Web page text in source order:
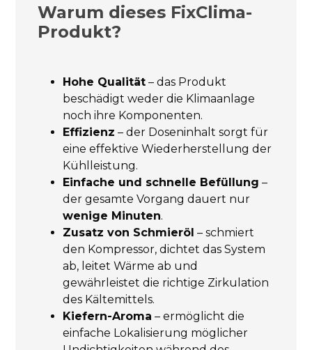
Warum dieses FixClima-
Produkt?
Hohe Qualität – das Produkt
beschädigt weder die Klimaanlage
noch ihre Komponenten.
Effizienz – der Doseninhalt sorgt für
eine effektive Wiederherstellung der
Kühlleistung.
Einfache und schnelle Befüllung –
der gesamte Vorgang dauert nur
wenige Minuten.
Zusatz von Schmieröl – schmiert
den Kompressor, dichtet das System
ab, leitet Wärme ab und
gewährleistet die richtige Zirkulation
des Kältemittels.
Kiefern-Aroma – ermöglicht die
einfache Lokalisierung möglicher